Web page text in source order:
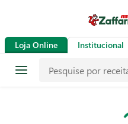
Loja Online Institucional